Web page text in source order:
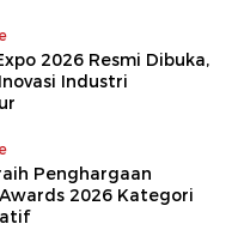
2026 Resmi Dibuka,
Industri
Penghargaan
2026 Kategori